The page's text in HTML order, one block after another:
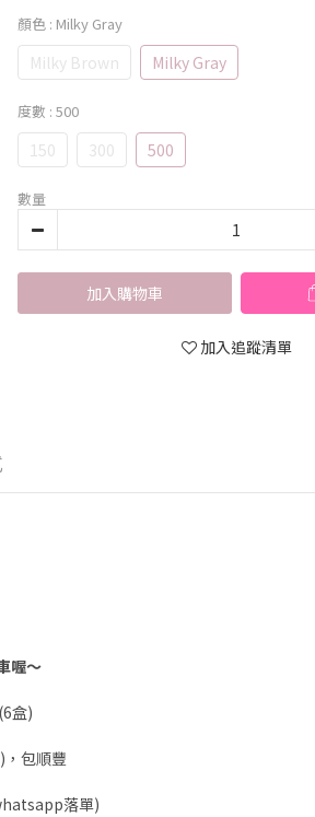
顏色 : Milky Gray
Milky Brown Milky Gray
度數 : 500
150 300 500
數量
加入購物車
加入追蹤清單
喔～
盒)
包順豐
落單)